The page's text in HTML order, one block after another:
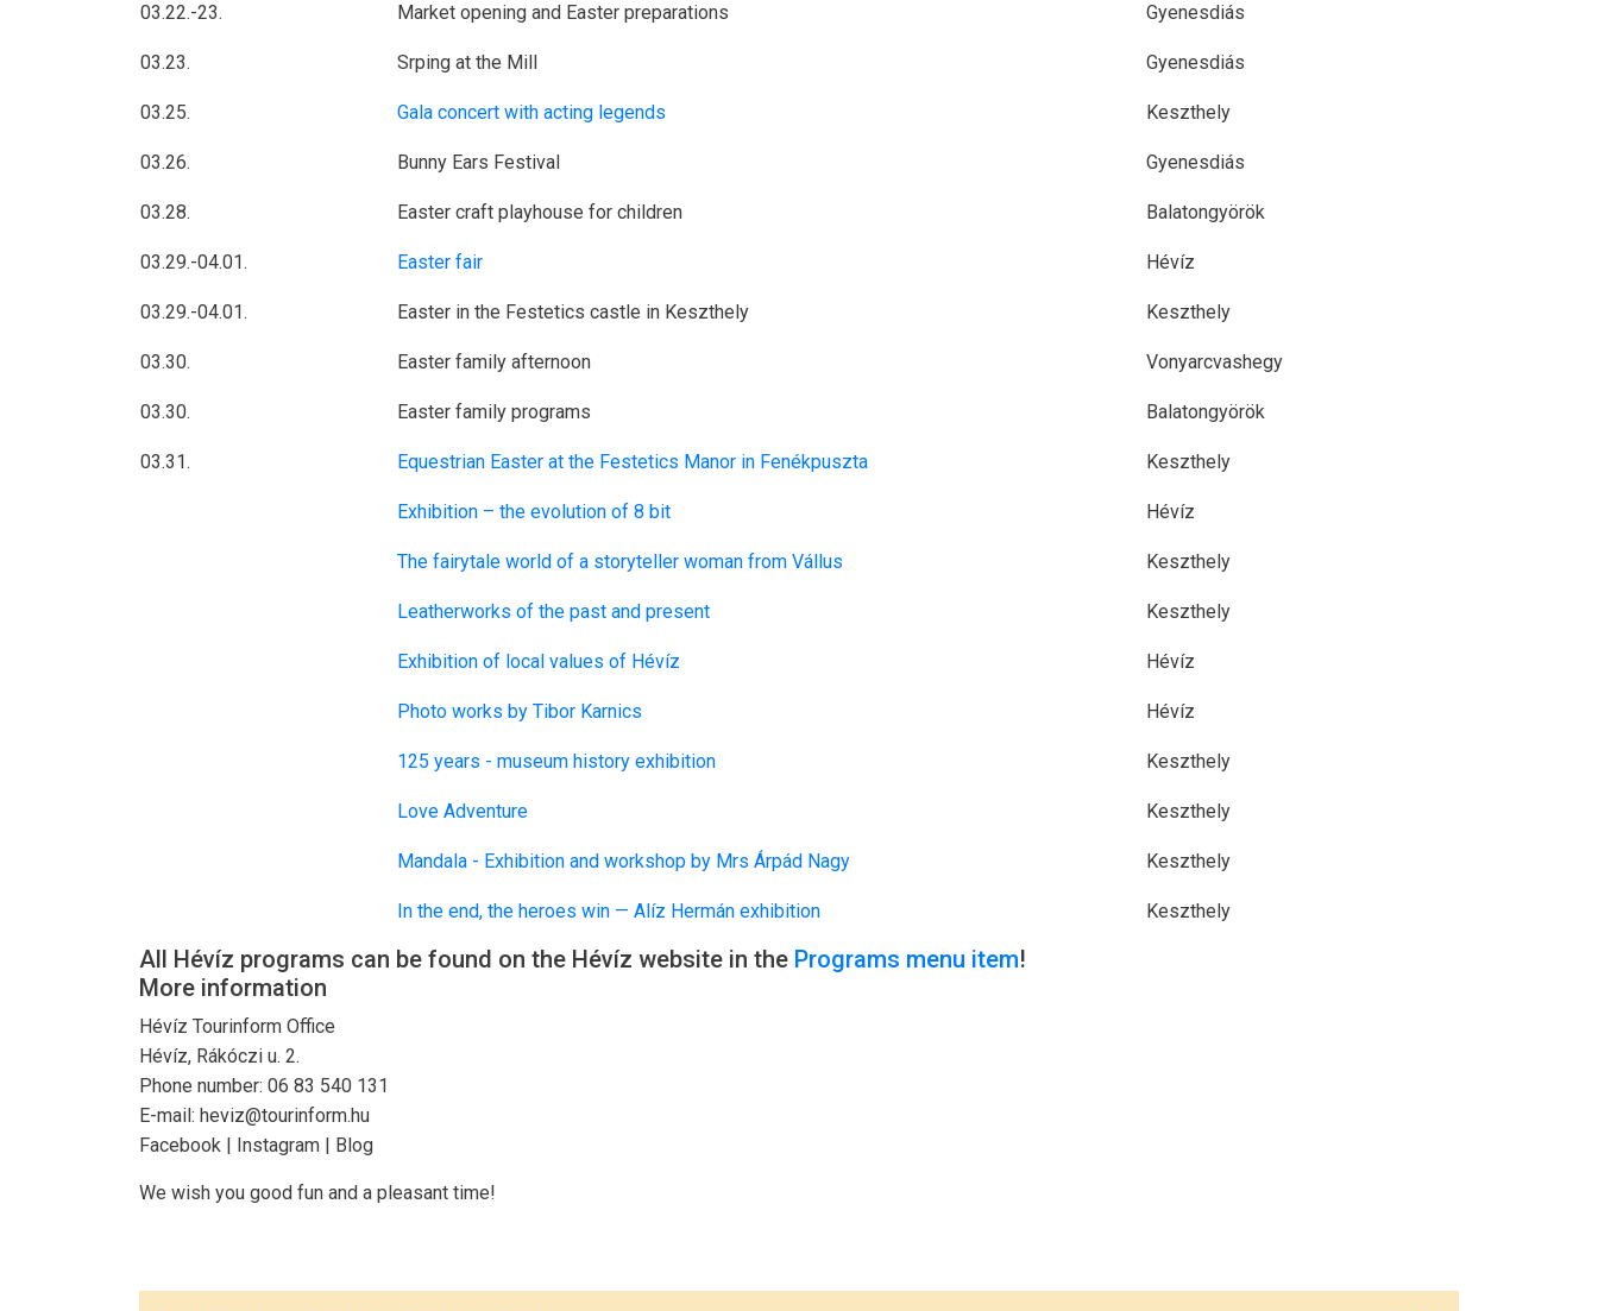
03.22.-23. Market opening and Easter preparations Gyenesdiás
03.23. Srping at the Mill Gyenesdiás
03.25. Gala concert with acting legends Keszthely
03.26. Bunny Ears Festival Gyenesdiás
03.28. Easter craft playhouse for children Balatongyörök
03.29.-04.01. Easter fair Hévíz
03.29.-04.01. Easter in the Festetics castle in Keszthely Keszthely
03.30. Easter family afternoon Vonyarcvashegy
03.30. Easter family programs Balatongyörök
03.31. Equestrian Easter at the Festetics Manor in Fenékpuszta Keszthely
Exhibition – the evolution of 8 bit Hévíz
The fairytale world of a storyteller woman from Vállus Keszthely
Leatherworks of the past and present Keszthely
Exhibition of local values of Hévíz Hévíz
Photo works by Tibor Karnics Hévíz
125 years - museum history exhibition Keszthely
Love Adventure Keszthely
Mandala - Exhibition and workshop by Mrs Árpád Nagy Keszthely
In the end, the heroes win — Alíz Hermán exhibition Keszthely
All Hévíz programs can be found on the Hévíz website in the Programs menu item!
More information
Hévíz Tourinform Office
Hévíz, Rákóczi u. 2.
Phone number: 06 83 540 131
E-mail: heviz@tourinform.hu
Facebook | Instagram | Blog
We wish you good fun and a pleasant time!